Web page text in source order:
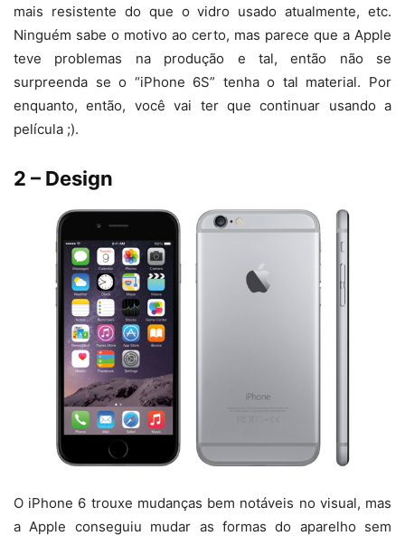
mais resistente do que o vidro usado atualmente, etc.
Ninguém sabe o motivo ao certo, mas parece que a Apple
teve problemas na produção e tal, então não se
surpreenda se o “iPhone 6S” tenha o tal material. Por
enquanto, então, você vai ter que continuar usando a
película ;).
2 – Design
O iPhone 6 trouxe mudanças bem notáveis no visual, mas
a Apple conseguiu mudar as formas do aparelho sem